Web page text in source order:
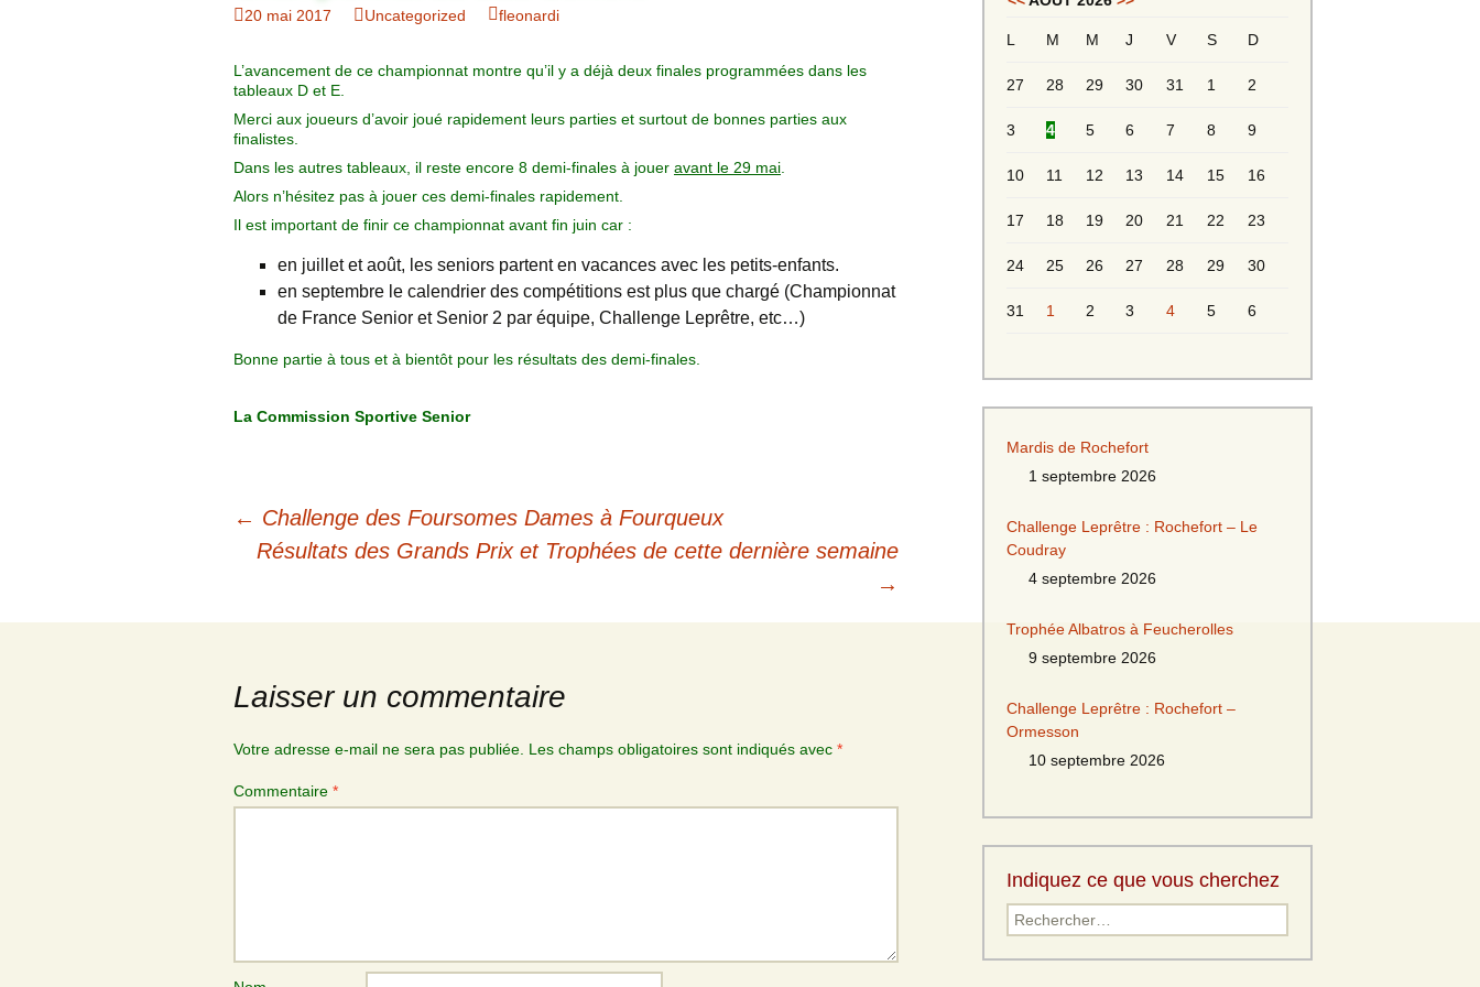
Charte pour les joueurs
des équipes
Organigramme
Commission Loisirs
Commission Sportive
Couronne
Coupe de Paris Dames
Championnat interclubs
Dames
Coupe de Paris Senior
Equipe Mid-Amateurs 2
Messieurs
Equipe Senior
Equipe Senior 3
Messieurs
Equipe Mid-Amateurs
Messieurs 2ème série
Messieurs Golden
Mai
20 mai 2017 Uncategorized fleonardi
L’avancement de ce championnat montre qu’il y a déjà deux finales programmées dans les
tableaux D et E.
Merci aux joueurs d’avoir joué rapidement leurs parties et surtout de bonnes parties aux
finalistes.
Dans les autres tableaux, il reste encore 8 demi-finales à jouer avant le 29 mai
Alors n’hésitez pas à jouer ces demi-finales rapidement.
Il est important de finir ce championnat avant fin juin car :
en juillet et août, les seniors partent en vacances avec les petits-enfants.
en septembre le calendrier des compétitions est plus que chargé (Championnat
de France Senior et Senior 2 par équipe, Challenge Leprêtre, etc…)
Bonne partie à tous et à bientôt pour les résultats des demi-finales.
La Commission Sportive Senior
← Challenge des Foursomes Dames à Fourqueux
Résultats des Grands Prix et Trophées de cette dernière semaine
→
Laisser un commentaire
Votre adresse e-mail ne sera pas publiée. Les champs obligatoires sont indiqués avec *
Commentaire *
L M M J V S D
27 28 29 30 31 1 2
3 4 5 6 7 8 9
10 11 12 13 14 15 16
17 18 19 20 21 22 23
24 25 26 27 28 29 30
31 1 2 3 4 5 6
Mardis de Rochefort
1 septembre 2026
Challenge Leprêtre : Rochefort – Le
Coudray
4 septembre 2026
Trophée Albatros à Feucherolles
9 septembre 2026
Challenge Leprêtre : Rochefort –
Ormesson
10 septembre 2026
Indiquez ce que vous cherchez